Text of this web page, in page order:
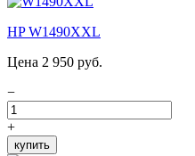
HP W1490XXL
Цена 2 950 руб.
−
+
купить